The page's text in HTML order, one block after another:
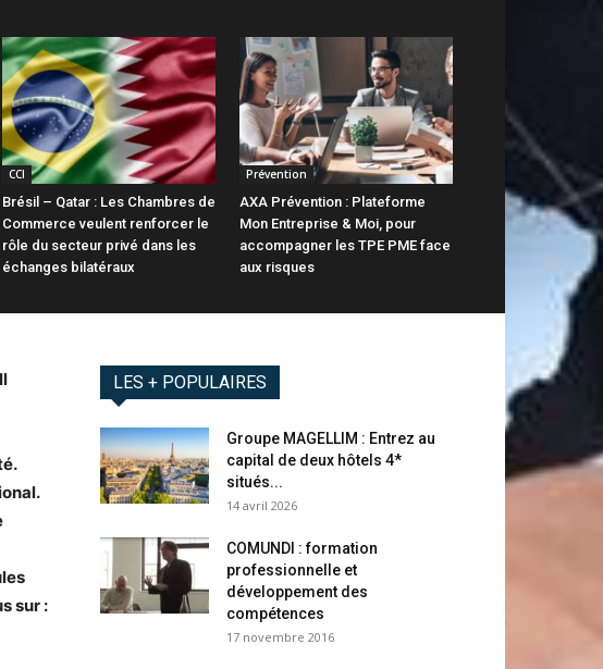
CCI
Brésil – Qatar : Les Chambres de
Commerce veulent renforcer le
rôle du secteur privé dans les
échanges bilatéraux
Prévention
AXA Prévention : Plateforme
Mon Entreprise & Moi, pour
accompagner les TPE PME face
aux risques
sur :
LES + POPULAIRES
Groupe MAGELLIM : Entrez au
capital de deux hôtels 4*
situés...
14 avril 2026
COMUNDI : formation
professionnelle et
développement des
compétences
17 novembre 2016